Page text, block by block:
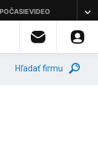
Hľadať firmu